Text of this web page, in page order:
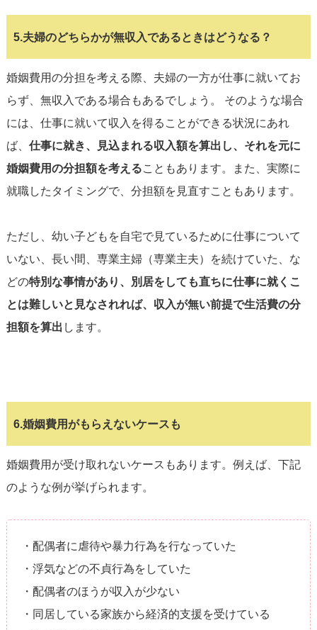
5.夫婦のどちらかが無収入であるときはどうなる？
婚姻費用の分担を考える際、夫婦の一方が仕事に就いてお
らず、無収入である場合もあるでしょう。 そのような場合
には、仕事に就いて収入を得ることができる状況にあれ
ば、 仕事に就き、見込まれる収入額を算出し、それを元に
婚姻費用の分担額を考えることもあります。また、実際に
就職したタイミングで、分担額を見直すこともあります。
ただし、幼い子どもを自宅で見ているために仕事について
いない、長い間、専業主婦（専業主夫）を続けていた、な
どの特別な事情があり、別居をしても直ちに仕事に就くこ
とは難しいと見なされれば、収入が無い前提で生活費の分
担額を算出 します。
6.婚姻費用がもらえないケースも
婚姻費用が受け取れないケースもあります。例えば、下記
のような例が挙げられます。
・配偶者に虐待や暴力行為を行なっていた
・浮気などの不貞行為をしていた
・配偶者のほうが収入が少ない
・同居している家族から経済的支援を受けている